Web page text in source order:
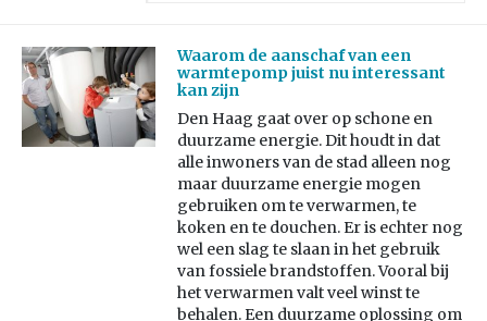
Waarom de aanschaf van een
warmtepomp juist nu interessant
kan zijn
Den Haag gaat over op schone en
duurzame energie. Dit houdt in dat
alle inwoners van de stad alleen nog
maar duurzame energie mogen
gebruiken om te verwarmen, te
koken en te douchen. Er is echter nog
wel een slag te slaan in het gebruik
van fossiele brandstoffen. Vooral bij
het verwarmen valt veel winst te
behalen. Een duurzame oplossing om